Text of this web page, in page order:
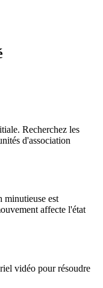
Recherchez les
d'association
minutieuse est
affecte l'état
vidéo pour résoudre